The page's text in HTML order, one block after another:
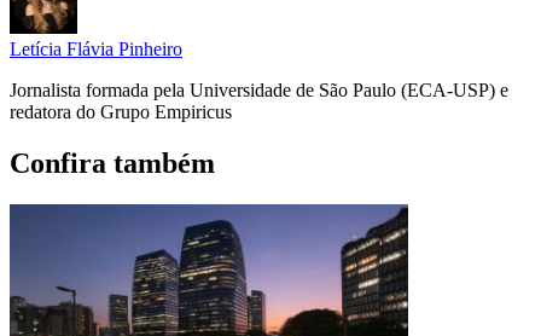
Letícia Flávia Pinheiro
Jornalista formada pela Universidade de São Paulo (ECA-USP) e
redatora do Grupo Empiricus
Confira também